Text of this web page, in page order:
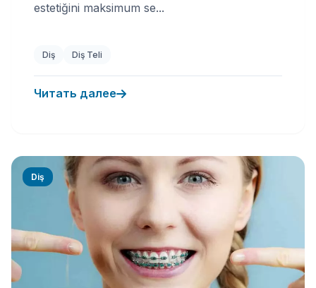
estetiğini maksimum se...
Diş Diş Teli
Читать далее
Diş